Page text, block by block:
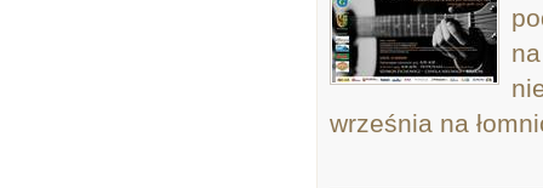
września na